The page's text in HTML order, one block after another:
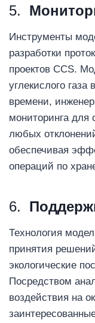
5.
Инструменты
разработки
проектов CCS.
углекислого газа
времени,
мониторинга для
любых
обеспечивая
операций по
6.
Технология
принятия
экологические
Посредством
воздействия на